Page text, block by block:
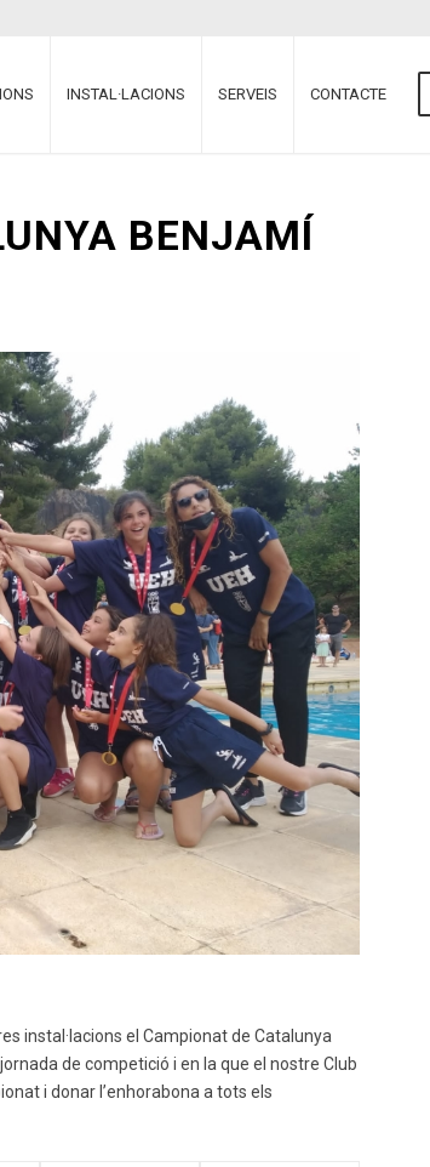
INSTAL·LACIONS SERVEIS CONTACTE
BENJAMÍ
instal·lacions el Campionat de Catalunya
de competició i en la que el nostre Club
i donar l’enhorabona a tots els